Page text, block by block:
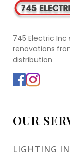
745 Electric
renovations
distribution
OUR
LIGHTING